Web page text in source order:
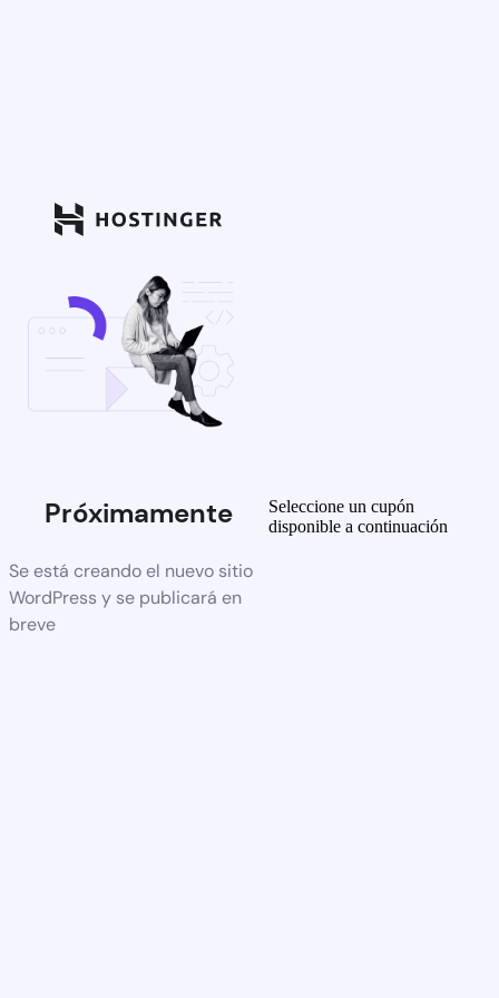
Próximamente
Se está creando el nuevo sitio
WordPress y se publicará en
breve
Seleccione un cupón
disponible a continuación